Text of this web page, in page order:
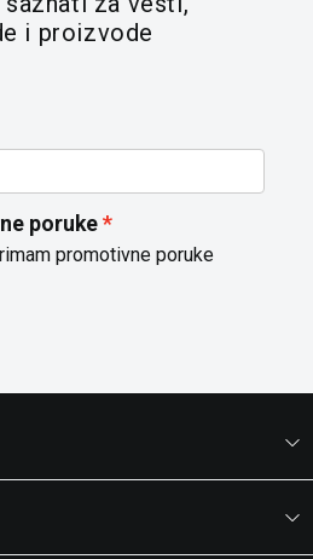
i proizvode
poruke
promotivne poruke